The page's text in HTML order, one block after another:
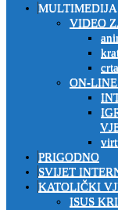
MULTIMEDIJA
VIDEO
ON-
PRIGODNO
SVIJET
KATOLIČKI
ISUS